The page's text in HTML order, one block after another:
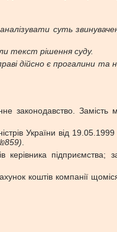
суть
текст рішення суду.
дійсно є прогалини та
законодавство. Замість
України від
керівника
коштів компанії